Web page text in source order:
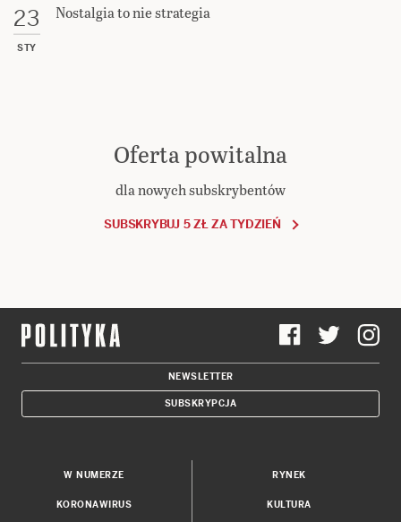
23
STY
Nostalgia to nie strategia
Oferta powitalna
dla nowych subskrybentów
SUBSKRYBUJ 5 ZŁ ZA TYDZIEŃ
NEWSLETTER
SUBSKRYPCJA
W NUMERZE
KORONAWIRUS
RYNEK
KULTURA